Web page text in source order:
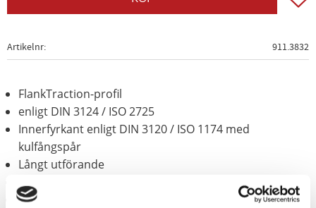
Artikelnr 911.3832
FlankTraction-profil
enligt DIN 3124 / ISO 2725
Innerfyrkant enligt DIN 3120 / ISO 1174 med
kulfångspår
Långt utförande
för manuell hantering
Matt satinerat